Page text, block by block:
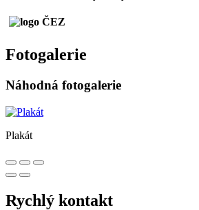
Fotogalerie
Náhodná fotogalerie
Plakát
Rychlý kontakt